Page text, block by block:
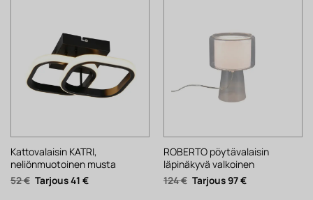
Kattovalaisin KATRI,
neliönmuotoinen musta
52€ Alkuperäinen
hinta
41 €Nykyinen
ROBERTO pöytävalaisin
läpinäkyvä valkoinen
124€ Alkuperäinen
hinta
97€Nykyinen